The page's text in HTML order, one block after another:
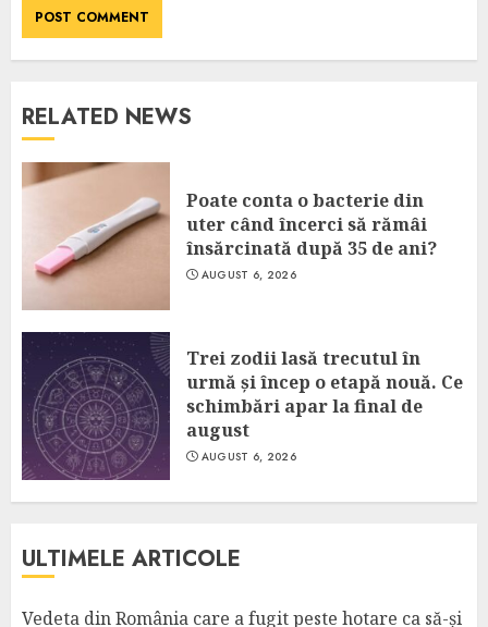
RELATED NEWS
Poate conta o bacterie din
uter când încerci să rămâi
însărcinată după 35 de ani?
AUGUST 6, 2026
Trei zodii lasă trecutul în
urmă și încep o etapă nouă. Ce
schimbări apar la final de
august
AUGUST 6, 2026
ULTIMELE ARTICOLE
Vedeta din România care a fugit peste hotare ca să-și